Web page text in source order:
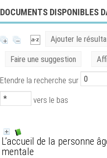
DOCUMENTS DISPONIBLES
Ajouter le
Faire une suggestion
Etendre la recherche sur
vers le bas
L’accueil de la personne
mentale